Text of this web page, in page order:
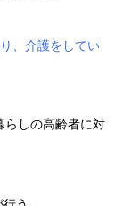
、介護をしてい
しの高齢者に対